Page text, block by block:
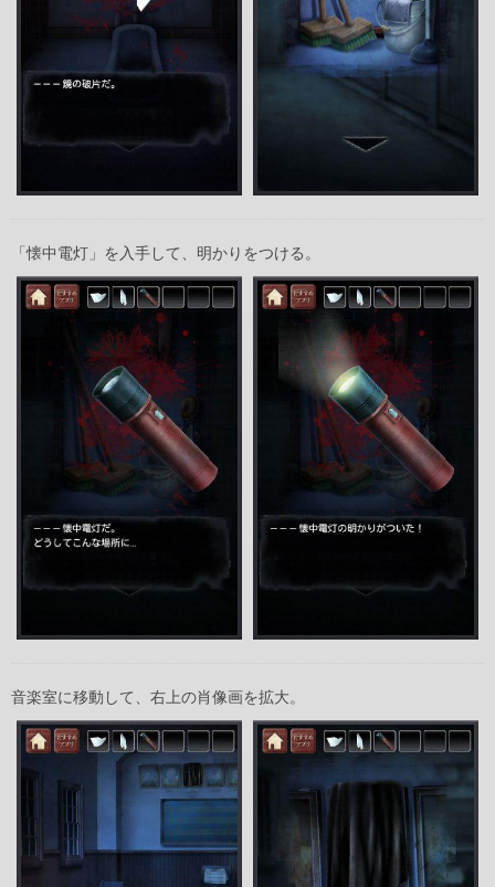
「懐中電灯」を入手して、明かりをつける。
音楽室に移動して、右上の肖像画を拡大。